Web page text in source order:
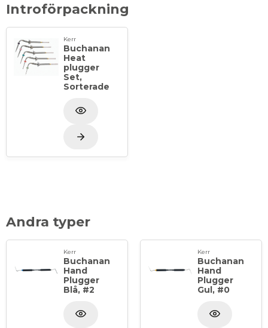
Introförpackning
Kerr
Buchanan
Heat
plugger
Set,
Sorterade
Andra typer
Kerr
Buchanan
Hand
Plugger
Blå, #2
Kerr
Buchanan
Hand
Plugger
Gul, #0